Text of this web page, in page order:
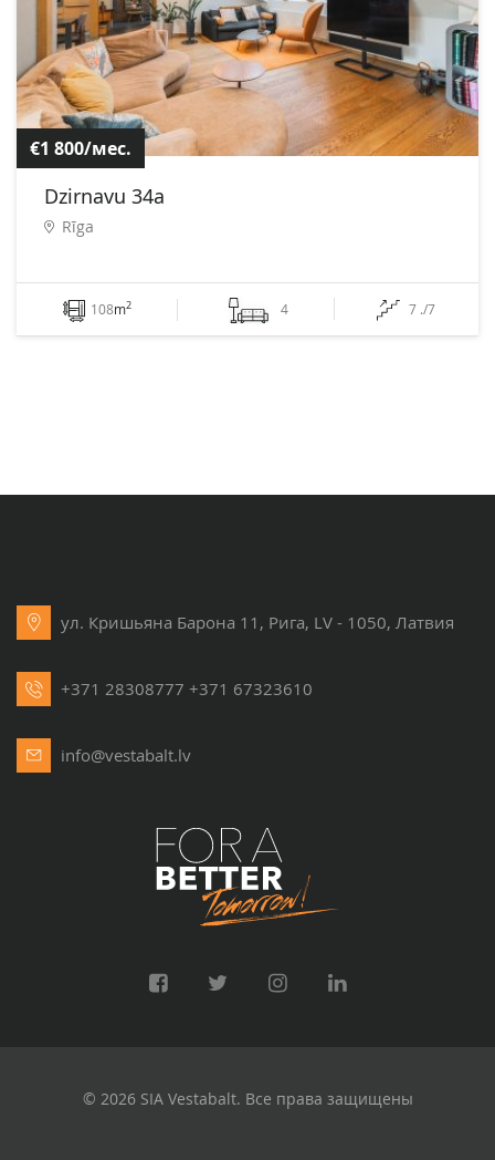
€1 800/мес.
Dzirnavu 34a
Rīga
108m2 4 7 ./7
ул. Кришьяна Барона 11, Рига, LV - 1050, Латвия
+371 28308777 +371 67323610
info@vestabalt.lv
© 2026 SIA Vestabalt. Все права защищены